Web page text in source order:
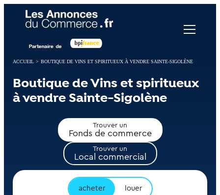
ACCUEIL > BOUTIQUE DE VINS ET SPIRITUEUX À VENDRE SAINTE-SIGOLÈNE
Boutique de Vins et spiritueux
à vendre Sainte-Sigolène
Trouver un
Fonds de commerce
Trouver un
Local commercial
acheter louer
Panneau de gestion des cookies